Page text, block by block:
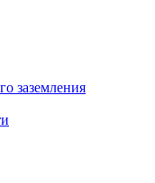
заземления